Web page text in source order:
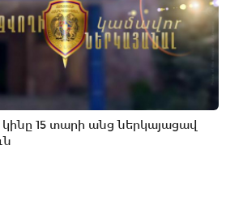
15 տարի անց ներկայացավ